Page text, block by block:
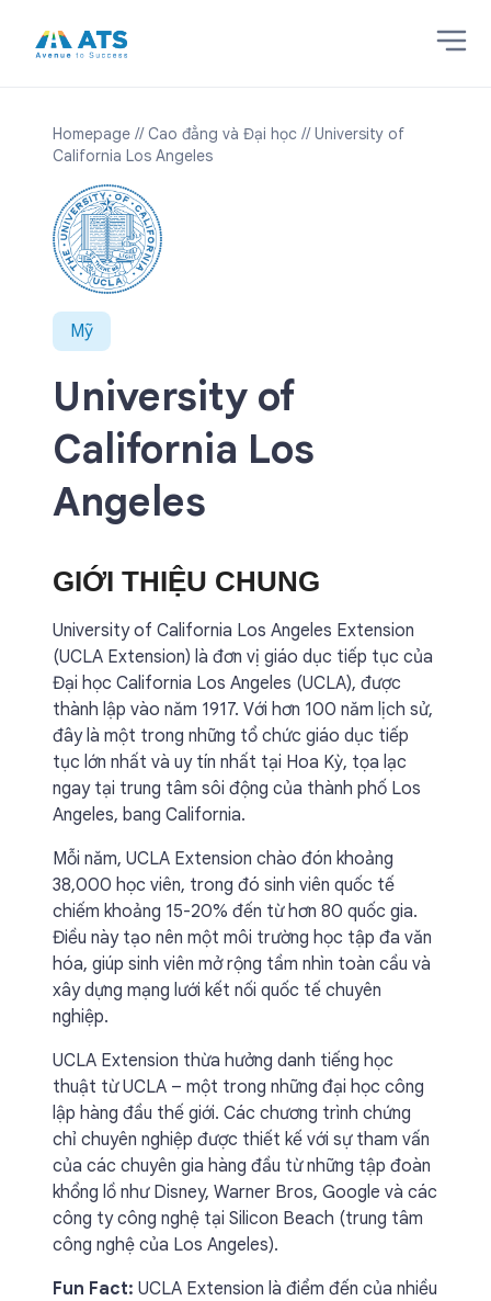
Homepage // Cao đẳng và Đại học // University of
California Los Angeles
Mỹ
University of
California Los
Angeles
GIỚI THIỆU CHUNG
University of California Los Angeles Extension
(UCLA Extension) là đơn vị giáo dục tiếp tục của
Đại học California Los Angeles (UCLA), được
thành lập vào năm 1917. Với hơn 100 năm lịch sử,
đây là một trong những tổ chức giáo dục tiếp
tục lớn nhất và uy tín nhất tại Hoa Kỳ, tọa lạc
ngay tại trung tâm sôi động của thành phố Los
Angeles, bang California.
Mỗi năm, UCLA Extension chào đón khoảng
38,000 học viên, trong đó sinh viên quốc tế
chiếm khoảng 15-20% đến từ hơn 80 quốc gia.
Điều này tạo nên một môi trường học tập đa văn
hóa, giúp sinh viên mở rộng tầm nhìn toàn cầu và
xây dựng mạng lưới kết nối quốc tế chuyên
nghiệp.
UCLA Extension thừa hưởng danh tiếng học
thuật từ UCLA – một trong những đại học công
lập hàng đầu thế giới. Các chương trình chứng
chỉ chuyên nghiệp được thiết kế với sự tham vấn
của các chuyên gia hàng đầu từ những tập đoàn
khổng lồ như Disney, Warner Bros, Google và các
công ty công nghệ tại Silicon Beach (trung tâm
công nghệ của Los Angeles).
Fun Fact: UCLA Extension là điểm đến của nhiều